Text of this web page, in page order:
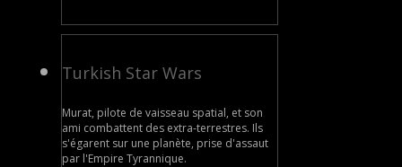
Turkish Star Wars
Murat, pilote de vaisseau spatial, et son
ami combattent des extra-terrestres. Ils
s'égarent sur une planète, prise d'assaut
par l'Empire Tyrannique.